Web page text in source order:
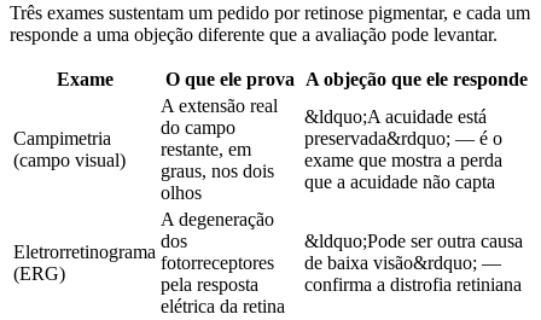
Três exames sustentam um pedido por retinose pigmentar, e cada um
responde a uma objeção diferente que a avaliação pode levantar.
Exame O que ele prova A objeção que ele responde
Campimetria
(campo visual)
A extensão real
do campo
restante, em
graus, nos dois
olhos
&ldquo;A acuidade está
preservada&rdquo; — é o
exame que mostra a perda
que a acuidade não capta
Eletrorretinograma
(ERG)
A degeneração
dos
fotorreceptores
pela resposta
elétrica da retina
&ldquo;Pode ser outra causa
de baixa visão&rdquo; —
confirma a distrofia retiniana